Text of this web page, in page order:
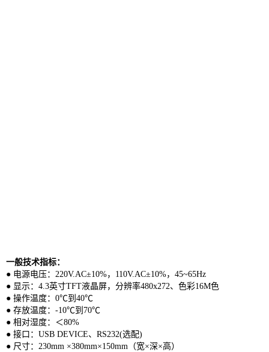
一般技术指标：
● 电源电压：220V.AC±10%，110V.AC±10%，45~65Hz
● 显示：4.3英寸TFT液晶屏，分辨率480x272、色彩16M色
● 操作温度：0℃到40℃
● 存放温度：-10℃到70℃
● 相对湿度：＜80%
● 接口：USB DEVICE、RS232(选配)
● 尺寸：230mm ×380mm×150mm（宽×深×高）